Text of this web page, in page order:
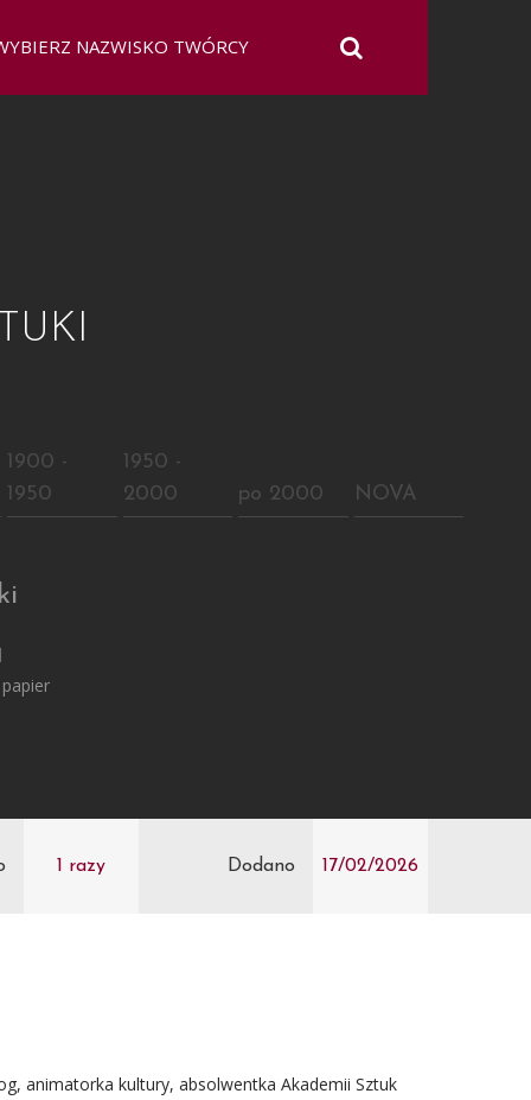
1900 -
1950
1950 -
2000
po 2000 NOVA
1 razy Dodano 17/02/2026
animatorka kultury, absolwentka Akademii Sztuk